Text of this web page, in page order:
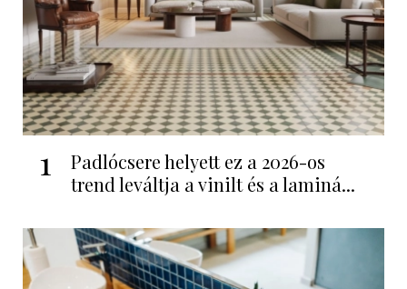
1
Padlócsere helyett ez a 2026-os
trend leváltja a vinilt és a laminá...